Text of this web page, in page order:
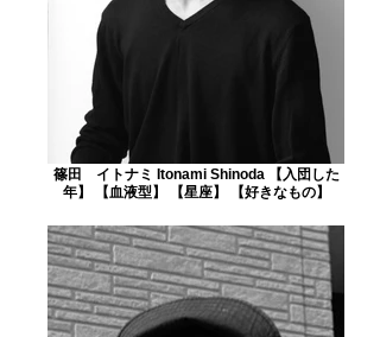
篠田 イトナミ Itonami Shinoda 【入団した
年】 【血液型】 【星座】 【好きなもの】